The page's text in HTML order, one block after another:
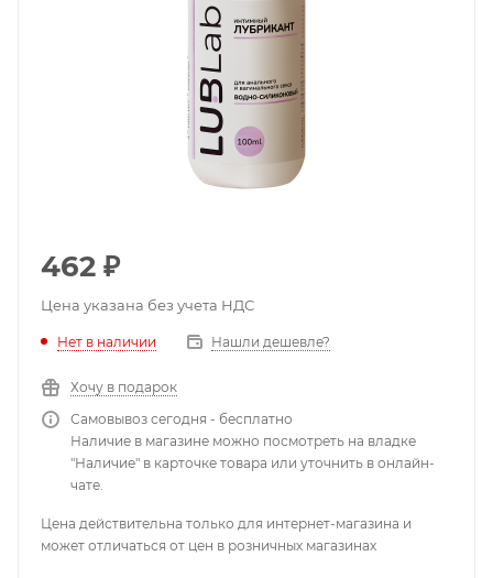
462 ₽
Цена указана без учета НДС
Нет в наличии Нашли дешевле?
Хочу в подарок
Самовывоз сегодня - бесплатно
Наличие в магазине можно посмотреть на владке
"Наличие" в карточке товара или уточнить в онлайн-
чате.
Цена действительна только для интернет-магазина и
может отличаться от цен в розничных магазинах